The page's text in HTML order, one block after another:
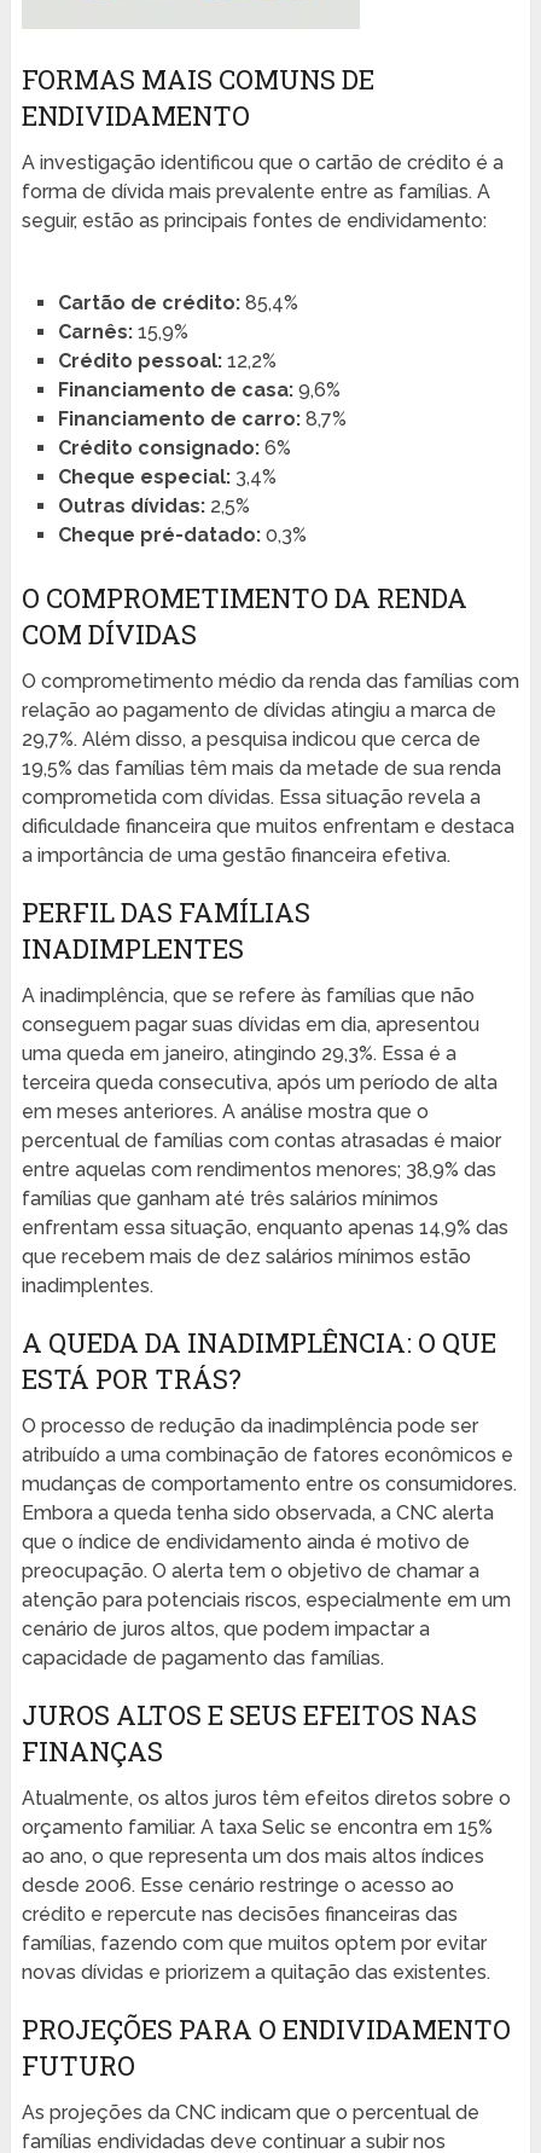
FORMAS MAIS COMUNS DE
ENDIVIDAMENTO
A investigação identificou que o cartão de crédito é a
forma de dívida mais prevalente entre as famílias. A
seguir, estão as principais fontes de endividamento:
Cartão de crédito:85,4%
Carnês:15,9%
Crédito pessoal:12,2%
Financiamento de casa:9,6%
Financiamento de carro:8,7%
Crédito consignado:6%
Cheque especial:3,4%
Outras dívidas:2,5%
Cheque pré-datado:0,3%
O COMPROMETIMENTO DA RENDA
COM DÍVIDAS
O comprometimento médio da renda das famílias com
relação ao pagamento de dívidas atingiu a marca de
29,7%. Além disso, a pesquisa indicou que cerca de
19,5% das famílias têm mais da metade de sua renda
comprometida com dívidas. Essa situação revela a
dificuldade financeira que muitos enfrentam e destaca
a importância de uma gestão financeira efetiva.
PERFIL DAS FAMÍLIAS
INADIMPLENTES
A inadimplência, que se refere às famílias que não
conseguem pagar suas dívidas em dia, apresentou
uma queda em janeiro, atingindo 29,3%. Essa é a
terceira queda consecutiva, após um período de alta
em meses anteriores. A análise mostra que o
percentual de famílias com contas atrasadas é maior
entre aquelas com rendimentos menores; 38,9% das
famílias que ganham até três salários mínimos
enfrentam essa situação, enquanto apenas 14,9% das
que recebem mais de dez salários mínimos estão
inadimplentes.
A QUEDA DA INADIMPLÊNCIA: O QUE
ESTÁ POR TRÁS?
O processo de redução da inadimplência pode ser
atribuído a uma combinação de fatores econômicos e
mudanças de comportamento entre os consumidores.
Embora a queda tenha sido observada, a CNC alerta
que o índice de endividamento ainda é motivo de
preocupação. O alerta tem o objetivo de chamar a
atenção para potenciais riscos, especialmente em um
cenário de juros altos, que podem impactar a
capacidade de pagamento das famílias.
JUROS ALTOS E SEUS EFEITOS NAS
FINANÇAS
Atualmente, os altos juros têm efeitos diretos sobre o
orçamento familiar. A taxa Selic se encontra em 15%
ao ano, o que representa um dos mais altos índices
desde 2006. Esse cenário restringe o acesso ao
crédito e repercute nas decisões financeiras das
famílias, fazendo com que muitos optem por evitar
novas dívidas e priorizem a quitação das existentes.
PROJEÇÕES PARA O ENDIVIDAMENTO
FUTURO
As projeções da CNC indicam que o percentual de
famílias endividadas deve continuar a subir nos